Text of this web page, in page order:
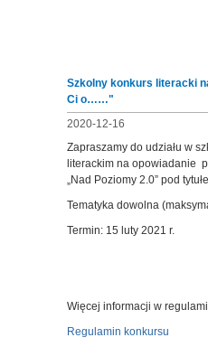
Szkolny konkurs literacki
Ci o……"
2020-12-16
Zapraszamy do udziału w
literackim na opowiadanie
„Nad Poziomy 2.0” pod
Tematyka dowolna
Termin: 15 luty 2021 r.
Więcej informacji w
Regulamin konkursu